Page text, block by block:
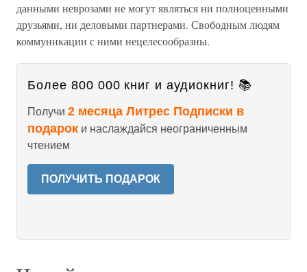
данными неврозами не могут являться ни полноценными
друзьями, ни деловыми партнерами. Свободным людям
коммуникации с ними нецелесообразны.
Более 800 000 книг и аудиокниг! 📚
Получи 2 месяца Литрес Подписки в
подарок и наслаждайся неограниченным
чтением
ПОЛУЧИТЬ ПОДАРОК